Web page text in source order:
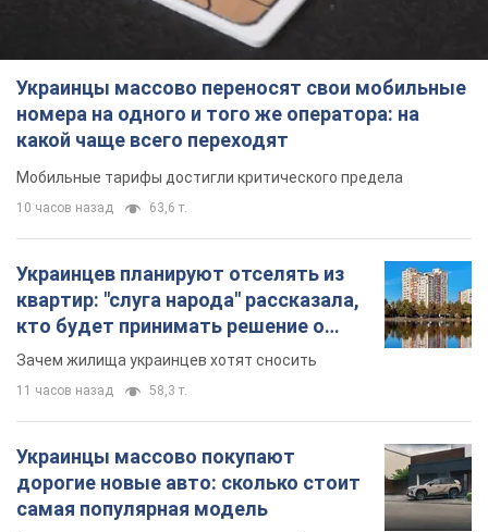
Украинцы массово переносят свои мобильные
номера на одного и того же оператора: на
какой чаще всего переходят
Мобильные тарифы достигли критического предела
10 часов назад 63,6 т.
Украинцев планируют отселять из
квартир: "слуга народа" рассказала,
кто будет принимать решение о
сносе домов
Зачем жилища украинцев хотят сносить
11 часов назад 58,3 т.
Украинцы массово покупают
дорогие новые авто: сколько стоит
самая популярная модель